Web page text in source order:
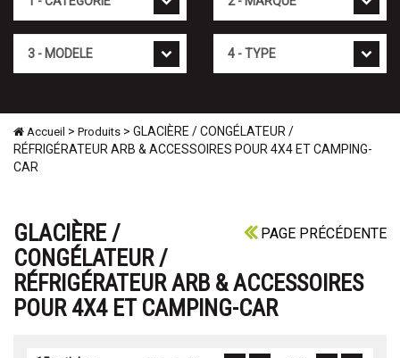
Accueil > Produits > GLACIÈRE / CONGÉLATEUR /
RÉFRIGÉRATEUR ARB & ACCESSOIRES POUR 4X4 ET CAMPING-
CAR
PAGE PRÉCÉDENTE
GLACIÈRE /
CONGÉLATEUR /
RÉFRIGÉRATEUR ARB & ACCESSOIRES
POUR 4X4 ET CAMPING-CAR